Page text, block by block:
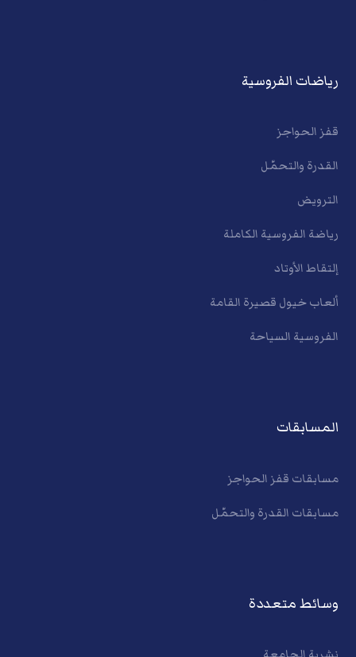
رياضات الفروسية
قفز الحواجز
القدرة والتحمّل
الترويض
رياضة الفروسية الكاملة
إلتقاط الأوتاد
ألعاب خيول قصيرة القامة
الفروسية السياحة
المسابقات
مسابقات قفز الحواجز
مسابقات القدرة والتحمّل
وسائط متعددة